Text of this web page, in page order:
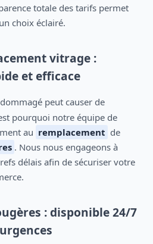
totale des tarifs permet
choix éclairé.
vitrage :
et efficace
peut causer de
pourquoi notre équipe de
au remplacement de
. Nous nous engageons à
délais afin de sécuriser votre
: disponible 24/7